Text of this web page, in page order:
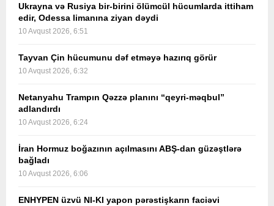
Ukrayna və Rusiya bir-birini ölümcül hücumlarda ittiham
edir, Odessa limanına ziyan dəydi
10 Avqust 2026, 6:51
Tayvan Çin hücumunu dəf etməyə hazırıq görür
10 Avqust 2026, 6:32
Netanyahu Trampın Qəzzə planını “qeyri-məqbul”
adlandırdı
10 Avqust 2026, 6:24
İran Hormuz boğazının açılmasını ABŞ-dan güzəştlərə
bağladı
10 Avqust 2026, 6:06
ENHYPEN üzvü NI-KI yapon pərəstişkarın faciəvi